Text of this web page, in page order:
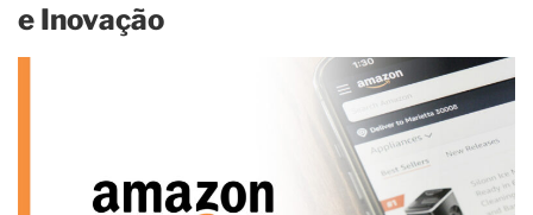
e Inovação